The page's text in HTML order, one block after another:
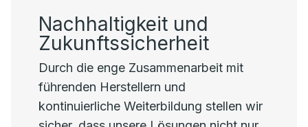
Nachhaltigkeit und
Zukunftssicherheit
Durch die enge Zusammenarbeit mit
führenden Herstellern und
kontinuierliche Weiterbildung stellen wir